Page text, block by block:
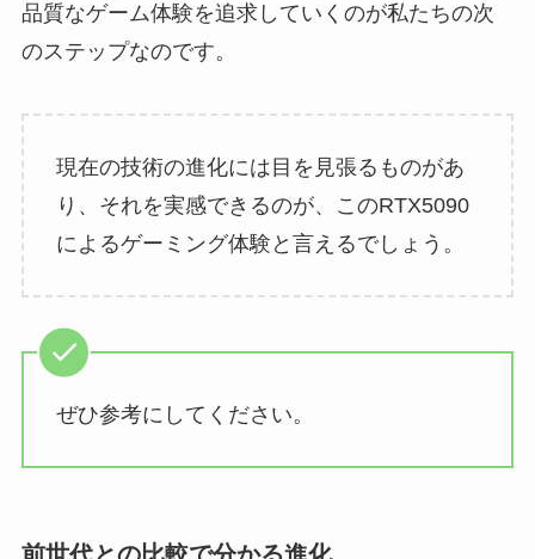
品質なゲーム体験を追求していくのが私たちの次
のステップなのです。
現在の技術の進化には目を見張るものがあ
り、それを実感できるのが、このRTX5090
によるゲーミング体験と言えるでしょう。
ぜひ参考にしてください。